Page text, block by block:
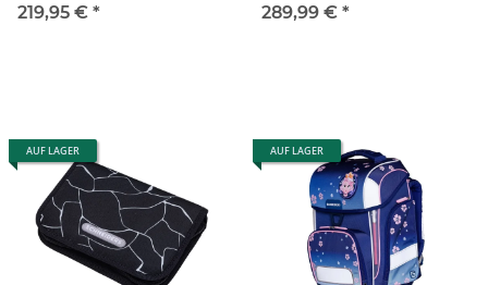
219,95 € *
289,99 € *
AUF LAGER AUF LAGER